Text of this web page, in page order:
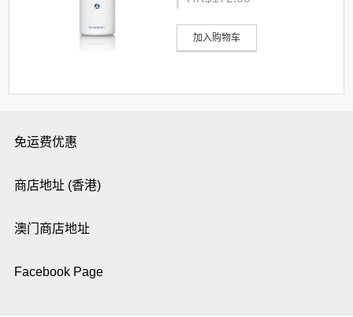
加入购物车
免运费优惠
商店地址 (香港)
澳门商店地址
Facebook Page